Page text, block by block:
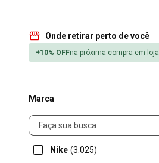
Onde retirar perto de você
+10% OFFna próxima compra em loja
Marca
Marca
Nike (3.025)